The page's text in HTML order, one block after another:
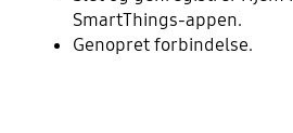
SmartThings-appen.
Genopret forbindelse.